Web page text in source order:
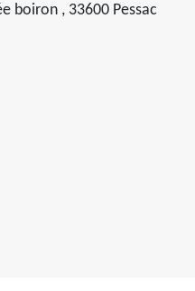
boiron , 33600 Pessac